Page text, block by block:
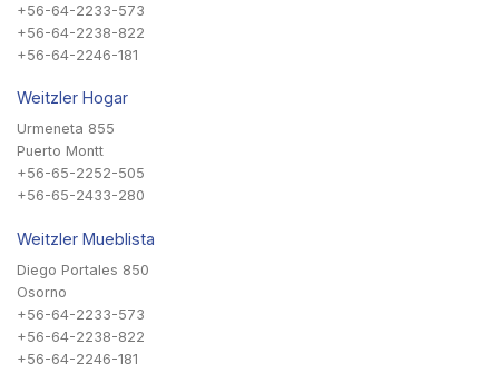
+56-64-2233-573
+56-64-2238-822
+56-64-2246-181
Weitzler Hogar
Urmeneta 855
Puerto Montt
+56-65-2252-505
+56-65-2433-280
Weitzler Mueblista
Diego Portales 850
Osorno
+56-64-2233-573
+56-64-2238-822
+56-64-2246-181